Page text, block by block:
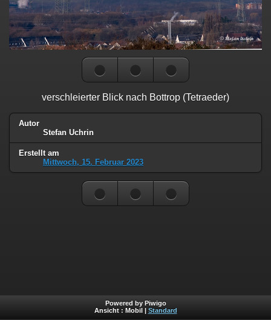
verschleierter Blick nach Bottrop (Tetraeder)
Autor
Stefan Uchrin
Erstellt am
Mittwoch, 15. Februar 2023
Powered by Piwigo
Ansicht : Mobil Standard